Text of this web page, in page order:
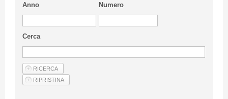
Linee Guida
Privacy Policy
Articoli
Anno Numero
Cerca